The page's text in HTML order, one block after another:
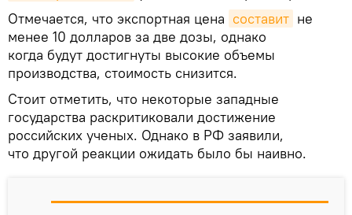
Отмечается, что экспортная цена составит не
менее 10 долларов за две дозы, однако
когда будут достигнуты высокие объемы
производства, стоимость снизится.
Стоит отметить, что некоторые западные
государства раскритиковали достижение
российских ученых. Однако в РФ заявили,
что другой реакции ожидать было бы наивно.